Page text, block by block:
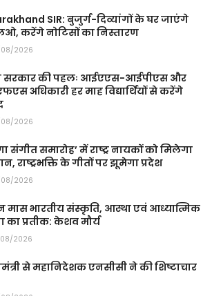
SIR: बुजुर्ग-दिव्यांगों के घर जाएंगे
करेंगे नोटिसों का निस्तारण
2026
सरकार की पहलः आईएएस-आईपीएस और
अधिकारी हर माह विद्यार्थियों से करेंगे
2026
संगीत समारोह’ में राष्ट्र नायकों को मिलेगा
राष्ट्रभक्ति के गीतों पर झूमेगा प्रदेश
2026
मास भारतीय संस्कृति, आस्था एवं आध्यात्मिक
का प्रतीक: केशव मौर्य
2026
से महानिदेशक एनसीसी ने की शिष्टाचार